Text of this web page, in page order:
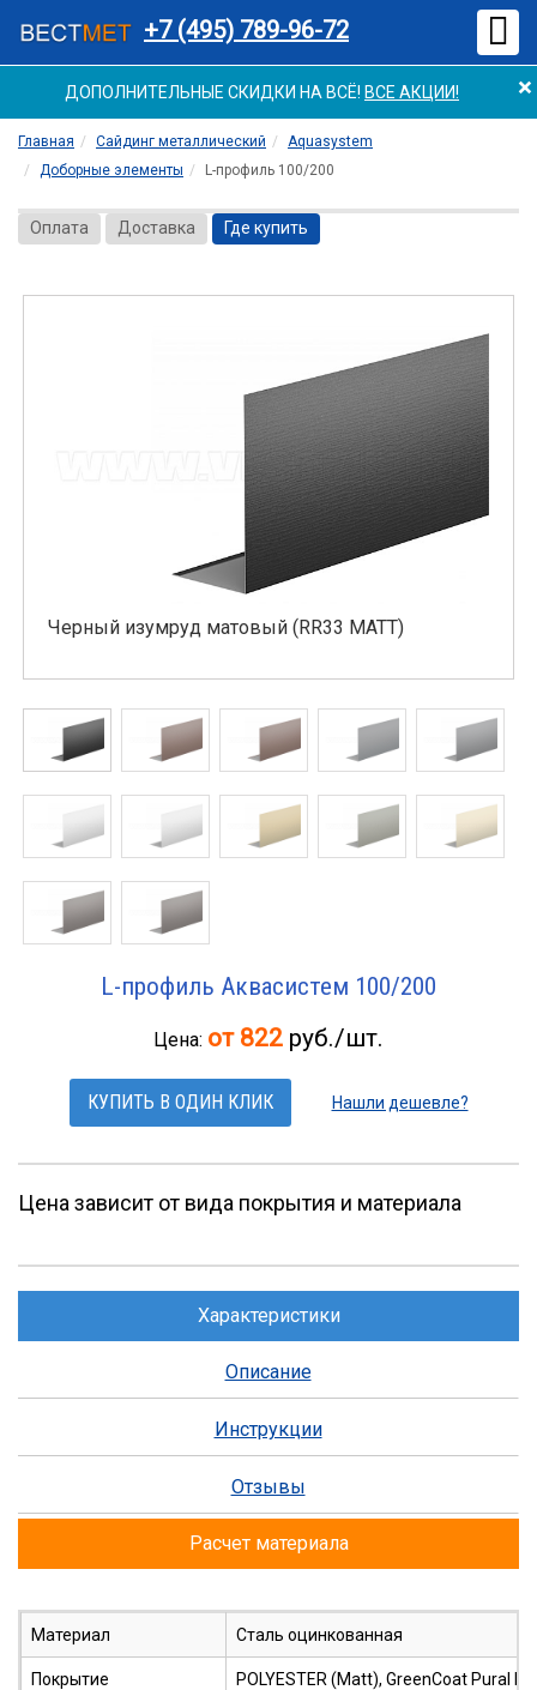
+7 (495) 789-96-72
×
ДОПОЛНИТЕЛЬНЫЕ СКИДКИ НА ВСЁ! ВСЕ АКЦИИ!
Главная Сайдинг металлический
Aquasystem
Доборные элементы
L-профиль 100/200
Оплата Доставка Где купить
Черный изумруд матовый (RR33 MATT)
L-профиль Аквасистем 100/200
Цена: от 822 руб./шт.
КУПИТЬ В ОДИН КЛИК Нашли дешевле?
Цена зависит от вида покрытия и материала
Характеристики
Описание
Инструкции
Отзывы
Расчет материала
Материал Сталь оцинкованная
Покрытие POLYESTER (Matt), GreenCoat Pural